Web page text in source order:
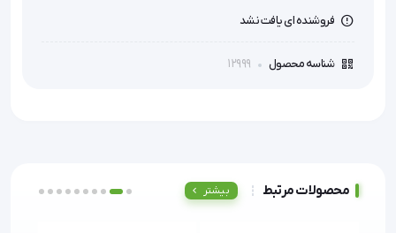
فروشنده ای یافت نشد
شناسه محصول 12999
محصولات مرتبط بیشتر